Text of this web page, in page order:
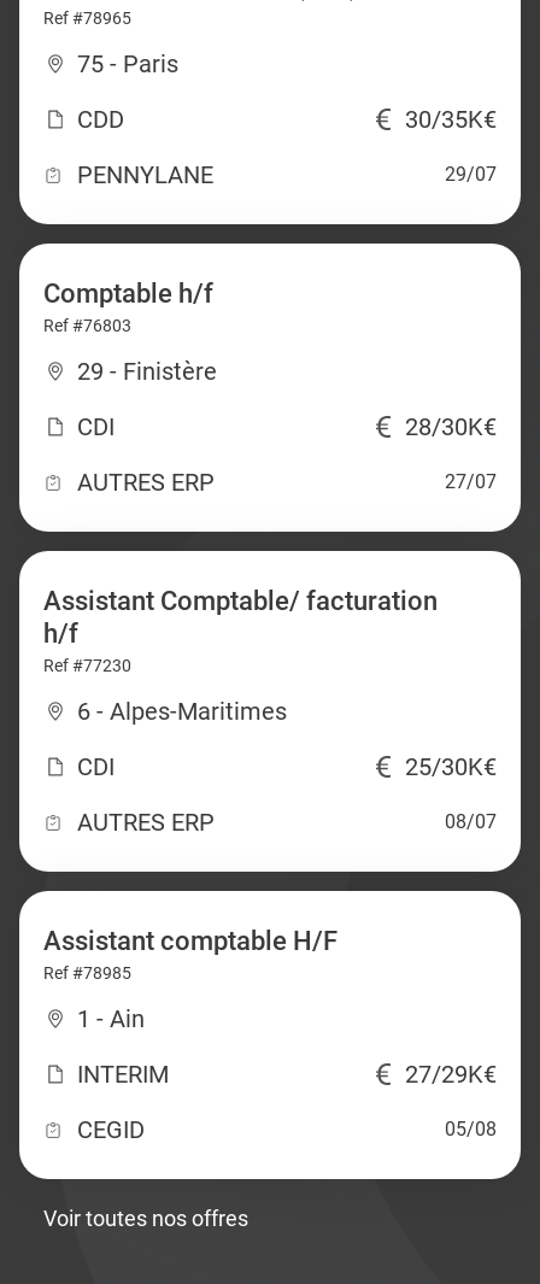
Ref #78965
75 - Paris
CDD
30/35K€
PENNYLANE
29/07
Comptable h/f
Ref #76803
29 - Finistère
CDI
28/30K€
AUTRES ERP
27/07
Assistant Comptable/ facturation
h/f
Ref #77230
6 - Alpes-Maritimes
CDI
25/30K€
AUTRES ERP
08/07
Assistant comptable H/F
Ref #78985
1 - Ain
INTERIM
27/29K€
CEGID
05/08
Voir toutes nos offres